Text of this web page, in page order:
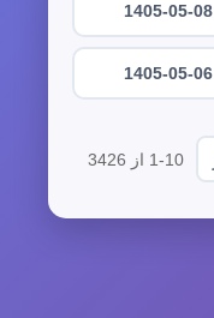
1405-05-08
1405-05-06
1-10 از 3426